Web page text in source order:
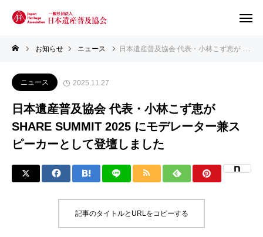
お知らせ ニュース 日本遺産普及協会 代表・小林こず恵が SHARE SUMMIT 2025 にモデレーター兼スピーカーとして登壇しました
ニュース 2025.11.27
日本遺産普及協会 代表・小林こず恵が
SHARE SUMMIT 2025 にモデレーター兼ス
ピーカーとして登壇しました
記事のタイトルとURLをコピーする